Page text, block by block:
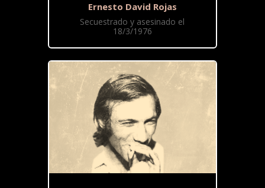
Ernesto David Rojas
Secuestrado y asesinado el
18/3/1976